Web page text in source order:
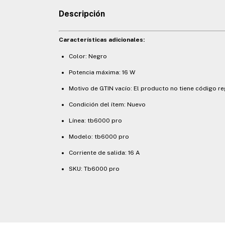
Descripción
Características adicionales:
Color: Negro
Potencia máxima: 16 W
Motivo de GTIN vacío: El producto no tiene código
Condición del ítem: Nuevo
Línea: tb6000 pro
Modelo: tb6000 pro
Corriente de salida: 16 A
SKU: Tb6000 pro